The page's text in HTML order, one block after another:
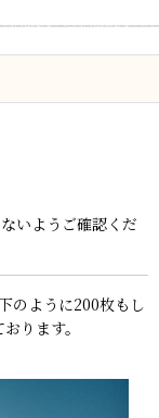
いようご確認くだ
のように200枚もし
ります。